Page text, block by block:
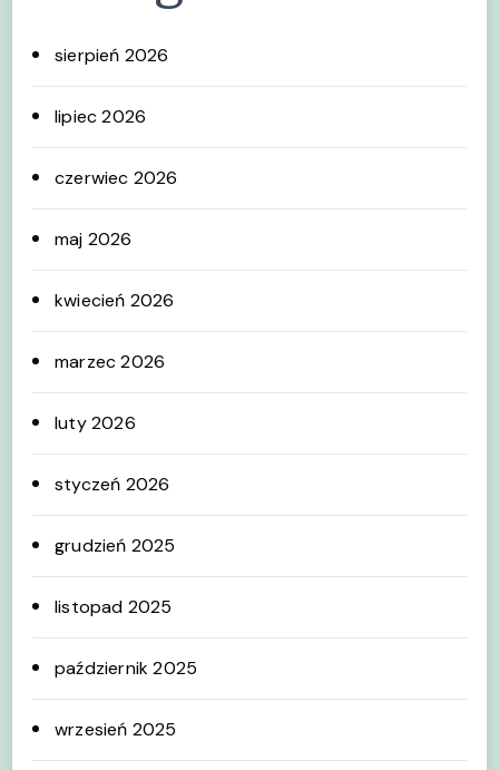
sierpień 2026
lipiec 2026
czerwiec 2026
maj 2026
kwiecień 2026
marzec 2026
luty 2026
styczeń 2026
grudzień 2025
listopad 2025
październik 2025
wrzesień 2025